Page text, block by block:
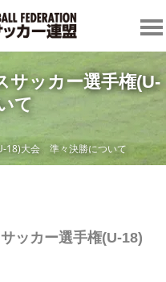
サッカー選手権(U-
て
18)大会 準々決勝について
ッカー選手権(U-18)